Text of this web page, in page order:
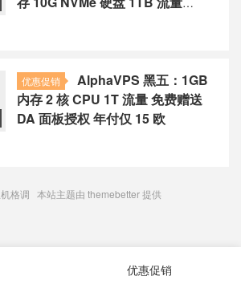
优惠促销
AlphaVPS 黑五：1GB
内存 2 核 CPU 1T 流量 免费赠送
DA 面板授权 年付仅 15 欧
格调 本站主题由 themebetter提供
优惠促销